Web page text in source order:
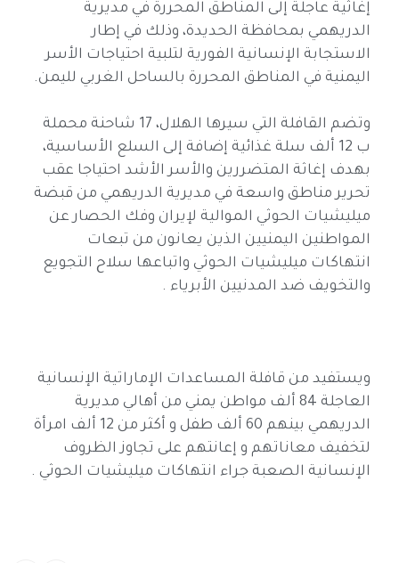
إغاثية عاجلة إلى المناطق المحررة في مديرية
الدريهمي بمحافظة الحديدة، وذلك في إطار
الاستجابة الإنسانية الفورية لتلبية احتياجات الأسر
اليمنية في المناطق المحررة بالساحل الغربي لليمن.
وتضم القافلة التي سيرها الهلال، 17 شاحنة محملة
ب 12 ألف سلة غذائية إضافة إلى السلع الأساسية،
بهدف إغاثة المتضررين والأسر الأشد احتياجا عقب
تحرير مناطق واسعة في مديرية الدريهمي من قبضة
ميليشيات الحوثي الموالية لإيران وفك الحصار عن
المواطنين اليمنيين الذين يعانون من تبعات
انتهاكات ميليشيات الحوثي واتباعها سلاح التجويع
والتخويف ضد المدنيين الأبرياء .
ويستفيد من قافلة المساعدات الإماراتية الإنسانية
العاجلة 84 ألف مواطن يمني من أهالي مديرية
الدريهمي بينهم 60 ألف طفل و أكثر من 12 ألف امرأة
لتخفيف معاناتهم و إعانتهم على تجاوز الظروف
الإنسانية الصعبة جراء انتهاكات ميليشيات الحوثي .